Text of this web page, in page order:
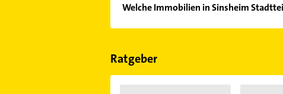
Welche Immobilien in Sinsheim
Im Anbieter-Bereich finden Sie alle
Ratgeber